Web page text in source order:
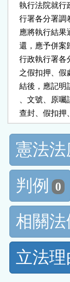
執行法院就
行署各分署
應將執行結
還，應予併案
行政執行署
之假扣押、
結後，應記
、文號、原
查封、假扣
憲法
判例
0
相關法
立法理